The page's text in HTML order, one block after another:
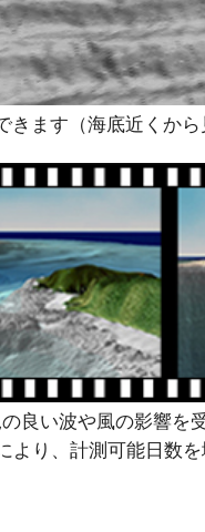
ます（海底近くから
良い波や風の影響を
より、計測可能日数